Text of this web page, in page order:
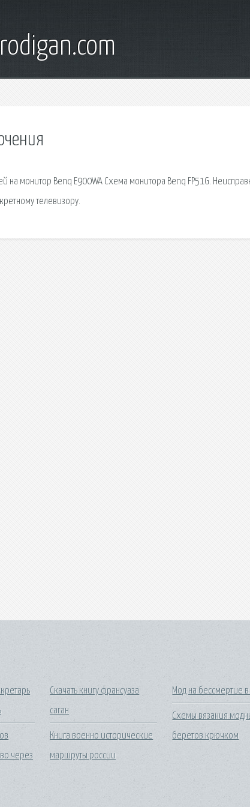
на монитор Benq E900WA Схема монитора Benq FP51G.
телевизору.
через
Скачать книгу франсуаза
саган
Книга военно исторические
маршруты россии
Мод на бессмертие в
Схемы вязания
беретов крючком